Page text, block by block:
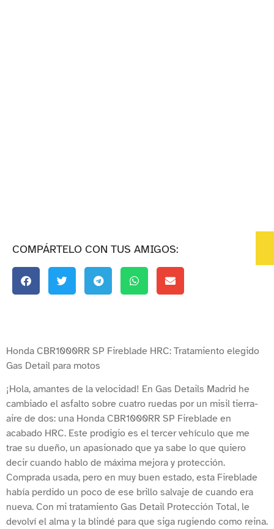
COMPÁRTELO CON TUS AMIGOS:
Honda CBR1000RR SP Fireblade HRC: Tratamiento elegido
Gas Detail para motos
¡Hola, amantes de la velocidad! En Gas Details Madrid he
cambiado el asfalto sobre cuatro ruedas por un misil tierra-
aire de dos: una Honda CBR1000RR SP Fireblade en
acabado HRC. Este prodigio es el tercer vehículo que me
trae su dueño, un apasionado que ya sabe lo que quiero
decir cuando hablo de máxima mejora y protección.
Comprada usada, pero en muy buen estado, esta Fireblade
había perdido un poco de ese brillo salvaje de cuando era
nueva. Con mi tratamiento Gas Detail Protección Total, le
devolví el alma y la blindé para que siga rugiendo como reina.